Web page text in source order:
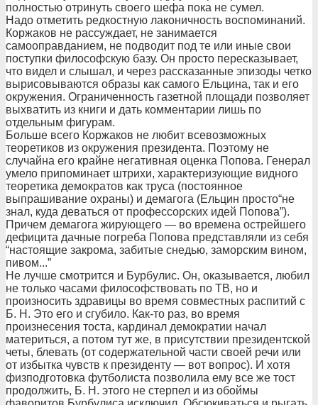
полностью отринуть своего шефа пока не сумел.
Надо отметить редкостную лаконичность воспоминаний.
Коржаков не рассуждает, не занимается
самооправданием, не подводит под те или иные свои
поступки философскую базу. Он просто пересказывает,
что видел и слышал, и через рассказанные эпизоды четко
вырисовываются образы как самого Ельцина, так и его
окружения. Ограниченность газетной площади позволяет
выхватить из книги и дать комментарии лишь по
отдельным фигурам.
Больше всего Коржаков не любит всевозможных
теоретиков из окружения президента. Поэтому не
случайна его крайне негативная оценка Попова. Генерал
умело припоминает штрихи, характеризующие видного
теоретика демократов как труса (постоянное
выпрашивание охраны) и демагога (Ельцин просто“не
знал, куда деваться от профессорских идей Попова”).
Причем демагога жирующего — во времена острейшего
дефицита дачные погреба Попова представляли из себя
“настоящие закрома, забитые снедью, заморским вином,
пивом...”
Не лучше смотрится и Бурбулис. Он, оказывается, любил
не только часами философствовать по ТВ, но и
произносить здравицы во время совместных распитий с
Б. Н. Это его и сгубило. Как-то раз, во время
произнесения тоста, кардинал демократии начал
материться, а потом тут же, в присутствии президентской
четы, блевать (от содержательной части своей речи или
от избытка чувств к президенту — вот вопрос). И хотя
физподготовка футболиста позволила ему все же тост
продолжить, Б. Н. этого не стерпел и из обоймы